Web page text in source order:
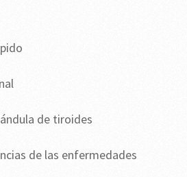
de tiroides
de las enfermedades